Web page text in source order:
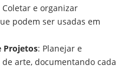
Coletar e organizar
podem ser usadas em
Projetos: Planejar e
arte, documentando cada